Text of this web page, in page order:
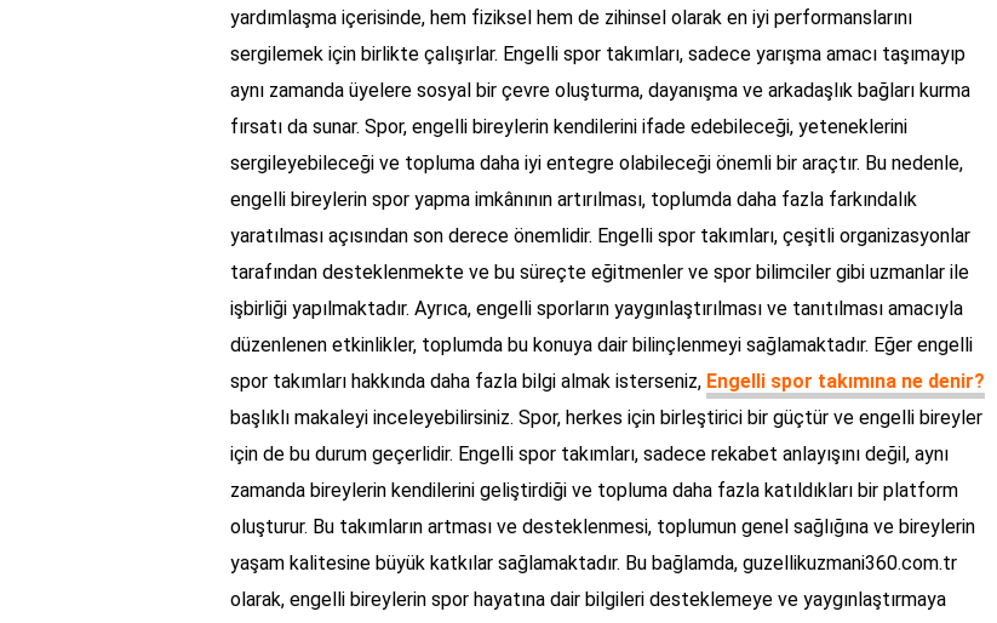
yardımlaşma içerisinde, hem fiziksel hem de zihinsel olarak en iyi performanslarını
sergilemek için birlikte çalışırlar. Engelli spor takımları, sadece yarışma amacı taşımayıp
aynı zamanda üyelere sosyal bir çevre oluşturma, dayanışma ve arkadaşlık bağları kurma
fırsatı da sunar. Spor, engelli bireylerin kendilerini ifade edebileceği, yeteneklerini
sergileyebileceği ve topluma daha iyi entegre olabileceği önemli bir araçtır. Bu nedenle,
engelli bireylerin spor yapma imkânının artırılması, toplumda daha fazla farkındalık
yaratılması açısından son derece önemlidir. Engelli spor takımları, çeşitli organizasyonlar
tarafından desteklenmekte ve bu süreçte eğitmenler ve spor bilimciler gibi uzmanlar ile
işbirliği yapılmaktadır. Ayrıca, engelli sporların yaygınlaştırılması ve tanıtılması amacıyla
düzenlenen etkinlikler, toplumda bu konuya dair bilinçlenmeyi sağlamaktadır. Eğer engelli
spor takımları hakkında daha fazla bilgi almak isterseniz, Engelli spor takımına ne denir?
başlıklı makaleyi inceleyebilirsiniz. Spor, herkes için birleştirici bir güçtür ve engelli bireyler
için de bu durum geçerlidir. Engelli spor takımları, sadece rekabet anlayışını değil, aynı
zamanda bireylerin kendilerini geliştirdiği ve topluma daha fazla katıldıkları bir platform
oluşturur. Bu takımların artması ve desteklenmesi, toplumun genel sağlığına ve bireylerin
yaşam kalitesine büyük katkılar sağlamaktadır. Bu bağlamda, guzellikuzmani360.com.tr
olarak, engelli bireylerin spor hayatına dair bilgileri desteklemeye ve yaygınlaştırmaya